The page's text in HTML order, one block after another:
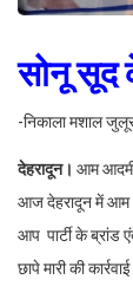
सोनू सूद
-निकाला मशाल
देहरादून। आम आदमी
आज देहरादून में आम
आप पार्टी के
छापे मारी की